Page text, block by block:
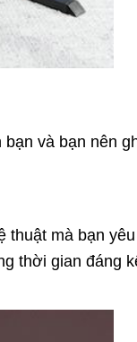
và bạn nên
thuật mà bạn
thời gian đáng